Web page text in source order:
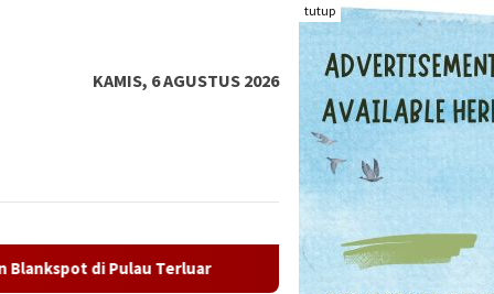
tutup
KAMIS, 6 AGUSTUS 2026
Mantan Ketua PWI Kepri Socrates Mundur, Gelombang